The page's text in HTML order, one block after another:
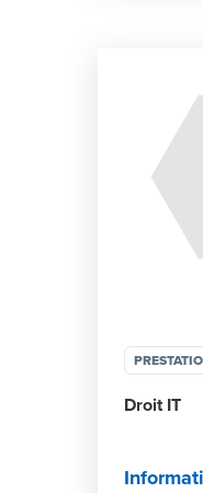
Droit IT